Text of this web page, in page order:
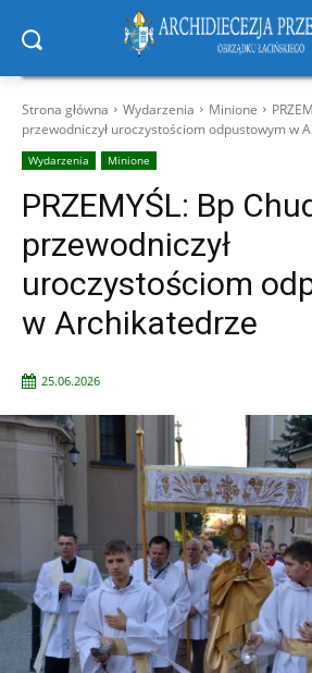
Strona główna Wydarzenia Minione
przewodniczył uroczystościom odpustowym w
Wydarzenia Minione
PRZEMYŚL: Bp
przewodniczył
uroczystościom
w Archikatedrze
25.06.2026